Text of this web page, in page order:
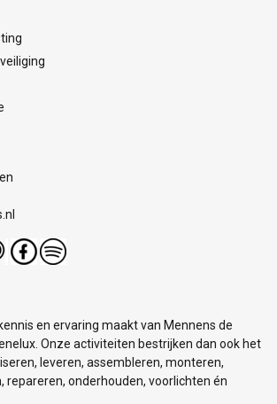
en ervaring maakt van Mennens de
Onze activiteiten bestrijken dan ook het
leveren, assembleren, monteren,
repareren, onderhouden, voorlichten én